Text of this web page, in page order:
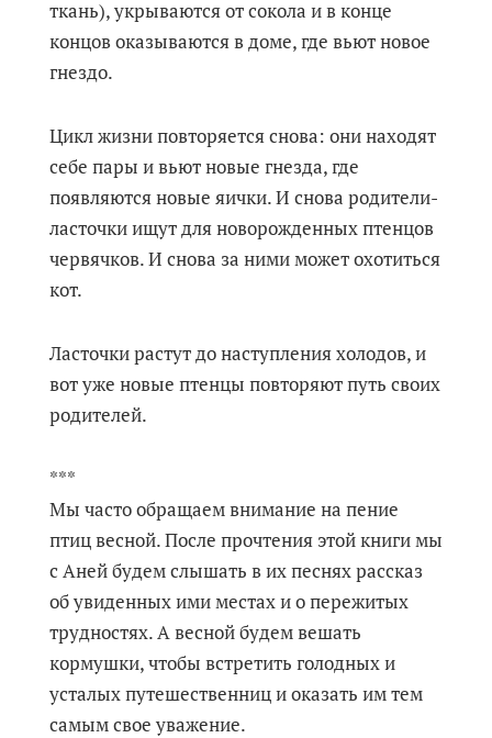
ткань), укрываются от сокола и в конце
концов оказываются в доме, где вьют новое
гнездо.
Цикл жизни повторяется снова: они находят
себе пары и вьют новые гнезда, где
появляются новые яички. И снова родители-
ласточки ищут для новорожденных птенцов
червячков. И снова за ними может охотиться
кот.
Ласточки растут до наступления холодов, и
вот уже новые птенцы повторяют путь своих
родителей.
***
Мы часто обращаем внимание на пение
птиц весной. После прочтения этой книги мы
с Аней будем слышать в их песнях рассказ
об увиденных ими местах и о пережитых
трудностях. А весной будем вешать
кормушки, чтобы встретить голодных и
усталых путешественниц и оказать им тем
самым свое уважение.